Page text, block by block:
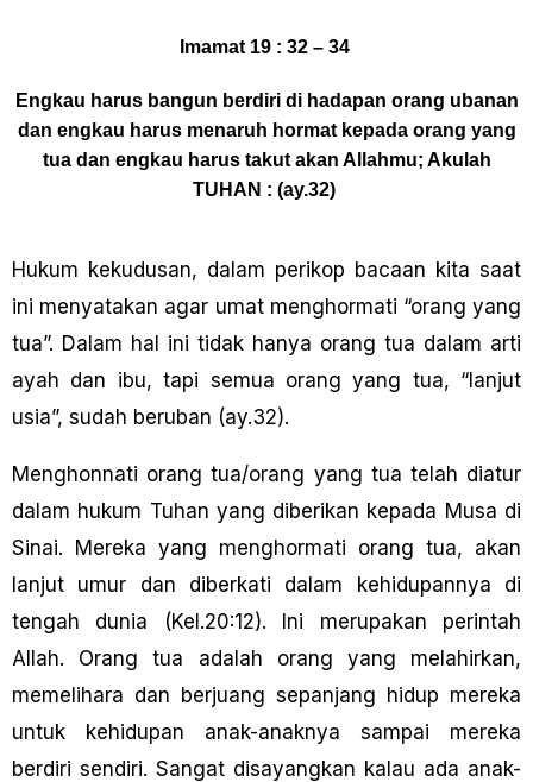
Imamat 19 : 32 – 34
Engkau harus bangun berdiri di hadapan orang ubanan
dan engkau harus menaruh hormat kepada orang yang
tua dan engkau harus takut akan Allahmu; Akulah
TUHAN : (ay.32)
Hukum kekudusan, dalam perikop bacaan kita saat
ini menyatakan agar umat menghormati “orang yang
tua”. Dalam hal ini tidak hanya orang tua dalam arti
ayah dan ibu, tapi semua orang yang tua, “Ianjut
usia”, sudah beruban (ay.32).
Menghonnati orang tua/orang yang tua telah diatur
dalam hukum Tuhan yang diberikan kepada Musa di
Sinai. Mereka yang menghormati orang tua, akan
Ianjut umur dan diberkati dalam kehidupannya di
tengah dunia (Kel.20:12). lni merupakan perintah
Allah. Orang tua adalah orang yang melahirkan,
memelihara dan berjuang sepanjang hidup mereka
untuk kehidupan anak-anaknya sampai mereka
berdiri sendiri. Sangat disayangkan kalau ada anak-